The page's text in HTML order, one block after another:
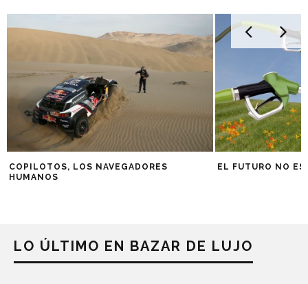
COPILOTOS, LOS NAVEGADORES
HUMANOS
EL FUTURO NO
LO ÚLTIMO EN BAZAR DE LUJO